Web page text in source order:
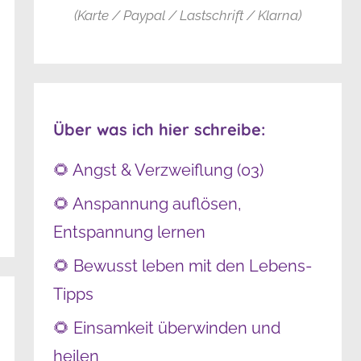
(Karte / Paypal / Lastschrift / Klarna)
Über was ich hier schreibe:
🌻 Angst & Verzweiflung (03)
🌻 Anspannung auflösen,
Entspannung lernen
🌻 Bewusst leben mit den Lebens-
Tipps
🌻 Einsamkeit überwinden und
heilen